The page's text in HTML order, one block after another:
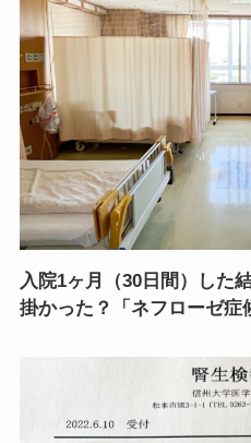
入院1ヶ月（30日間）した
掛かった？「ネフローゼ症